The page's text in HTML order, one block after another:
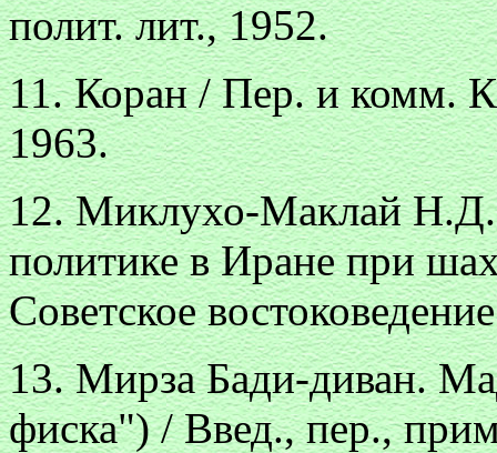
полит. лит., 1952.
11. Коран / Пер. и комм.
1963.
12. Миклухо-Маклай Н.Д.
политике в Иране при
Советское
13. Мирза Бади-диван.
фиска") / Введ., пер.,